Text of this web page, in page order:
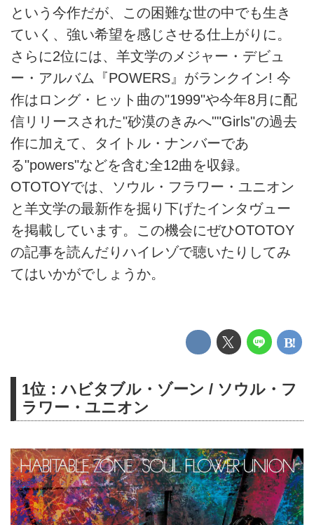
という今作だが、この困難な世の中でも生き
ていく、強い希望を感じさせる仕上がりに。
さらに2位には、羊文学のメジャー・デビュ
ー・アルバム『POWERS』がランクイン! 今
作はロング・ヒット曲の"1999"や今年8月に配
信リリースされた"砂漠のきみへ""Girls"の過去
作に加えて、タイトル・ナンバーであ
る"powers"などを含む全12曲を収録。
OTOTOYでは、ソウル・フラワー・ユニオン
と羊文学の最新作を掘り下げたインタヴュー
を掲載しています。この機会にぜひOTOTOY
の記事を読んだりハイレゾで聴いたりしてみ
てはいかがでしょうか。
1位：ハビタブル・ゾーン / ソウル・フ
ラワー・ユニオン